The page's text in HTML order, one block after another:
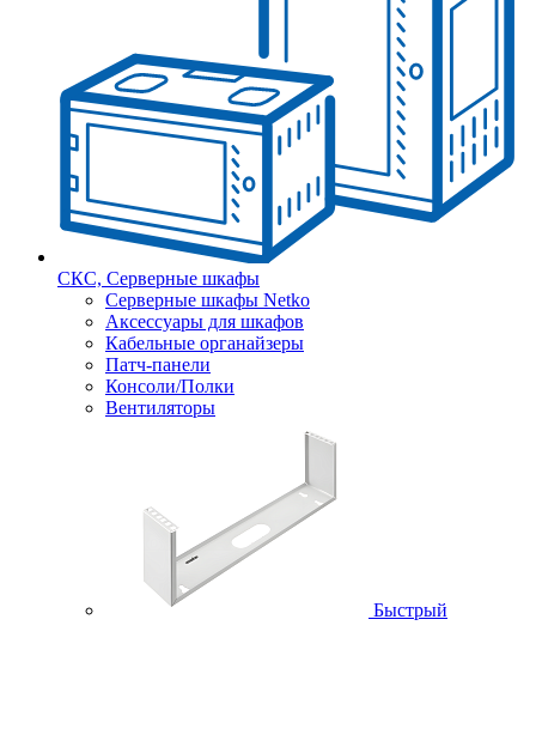
СКС, Серверные шкафы
Серверные шкафы Netko
Аксессуары для шкафов
Кабельные органайзеры
Патч-панели
Консоли/Полки
Вентиляторы
Быстрый